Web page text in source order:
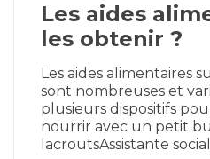
Les aides
les obtenir ?
Les aides alimentaires
sont nombreuses et
plusieurs dispositifs
nourrir avec un petit
lacroutsAssistante